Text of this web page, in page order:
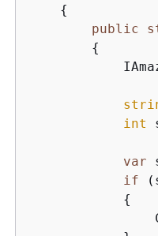
{
public
{
int
var
if
{